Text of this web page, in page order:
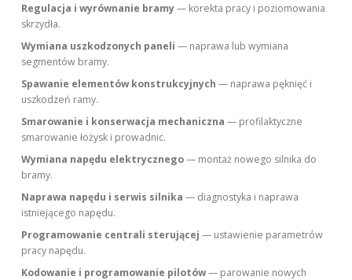
Regulacja i wyrównanie bramy— korekta pracy i poziomowania
skrzydła.
Wymiana uszkodzonych paneli — naprawa lub wymiana
segmentów bramy.
Spawanie elementów konstrukcyjnych — naprawa pęknięć i
uszkodzeń ramy.
Smarowanie i konserwacja mechaniczna — profilaktyczne
smarowanie łożysk i prowadnic.
Wymiana napędu elektrycznego— montaż nowego silnika do
bramy.
Naprawa napędu i serwis silnika — diagnostyka i naprawa
istniejącego napędu.
Programowanie centrali sterującej — ustawienie parametrów
pracy napędu.
Kodowanie i programowanie pilotów— parowanie nowych